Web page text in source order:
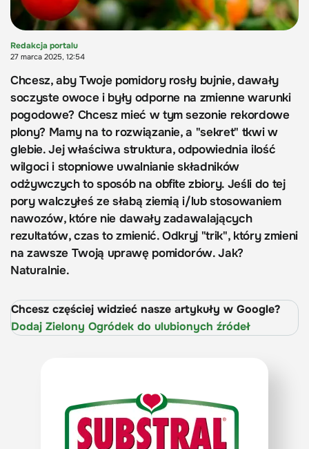
Redakcja portalu
27 marca 2025, 12:54
Chcesz, aby Twoje pomidory rosły bujnie, dawały
soczyste owoce i były odporne na zmienne warunki
pogodowe? Chcesz mieć w tym sezonie rekordowe
plony? Mamy na to rozwiązanie, a "sekret" tkwi w
glebie. Jej właściwa struktura, odpowiednia ilość
wilgoci i stopniowe uwalnianie składników
odżywczych to sposób na obfite zbiory. Jeśli do tej
pory walczyłeś ze słabą ziemią i/lub stosowaniem
nawozów, które nie dawały zadawalających
rezultatów, czas to zmienić. Odkryj "trik", który zmieni
na zawsze Twoją uprawę pomidorów. Jak?
Naturalnie.
Chcesz częściej widzieć nasze artykuły w Google?
Dodaj Zielony Ogródek do ulubionych źródeł